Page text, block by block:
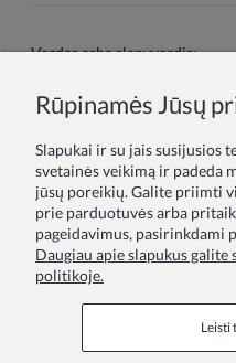
Vardas arba slapyvardis:
Rūpinamės Jūsų
Slapukai ir su jais susijusios
svetainės veikimą ir padeda
jūsų poreikių. Galite priimti
prie parduotuvės arba
pageidavimus, pasirinkdami
Daugiau apie slapukus
politikoje.
Leisti